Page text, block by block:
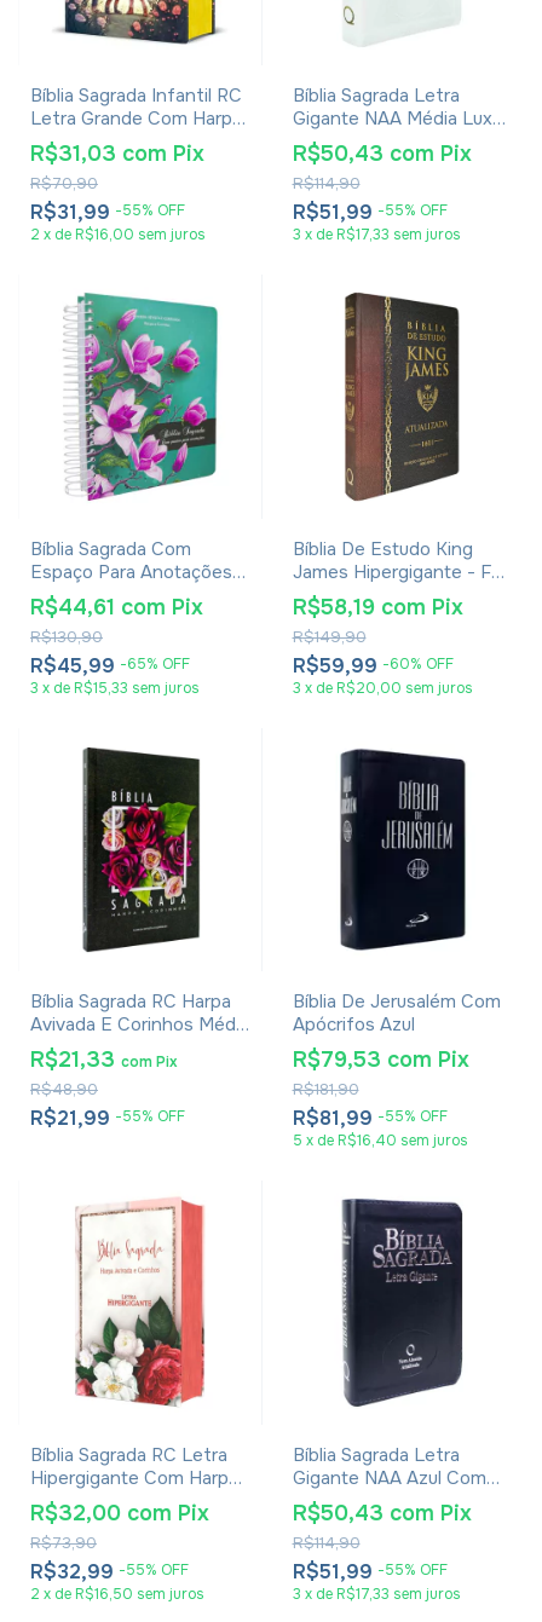
Bíblia Sagrada Infantil RC
Letra Grande Com Harpa
Avivada E Corinhos Capa
Dura Pequena Crianças
Jardim
R$31,99 -55% OFF
R$70,90
R$31,03 com Pix
2 x de R$16,00 sem juros
Bíblia Sagrada Letra
Gigante NAA Média Luxo
Com Índice
R$51,99 -55% OFF
R$114,90
R$50,43 com Pix
3 x de R$17,33 sem juros
Bíblia Sagrada Com
Espaço Para Anotações
Harpa Avivada E Corinhos
Flores Pink
R$45,99 -65% OFF
R$130,90
R$44,61 com Pix
3 x de R$15,33 sem juros
Bíblia De Estudo King
James Hipergigante - Full
Color - Capa Dura Bicolor
R$59,99 -60% OFF
R$149,90
R$58,19 com Pix
3 x de R$20,00 sem juros
Bíblia Sagrada RC Harpa
Avivada E Corinhos Média
Capa Dura Rosa De Saron
R$21,99 -55% OFF
R$48,90
R$21,33 comPix
Bíblia De Jerusalém Com
Apócrifos Azul
R$81,99 -55% OFF
R$181,90
R$79,53 com Pix
5 x de R$16,40 sem juros
Bíblia Sagrada RC Letra
Hipergigante Com Harpa
Avivada E Corinhos Capa
Dura Flores Realista
R$32,99 -55% OFF
R$73,90
R$32,00 com Pix
2 x de R$16,50 sem juros
Bíblia Sagrada Letra
Gigante NAA Azul Com
Índice
R$51,99 -55% OFF
R$114,90
R$50,43 com Pix
3 x de R$17,33 sem juros